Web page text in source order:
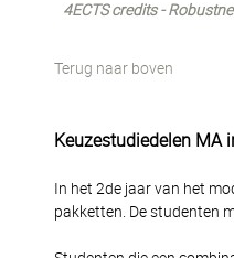
4ECTS credits -
Terug naar boven
Keuzestudiedelen MA
In het 2de jaar van het
pakketten. De studenten